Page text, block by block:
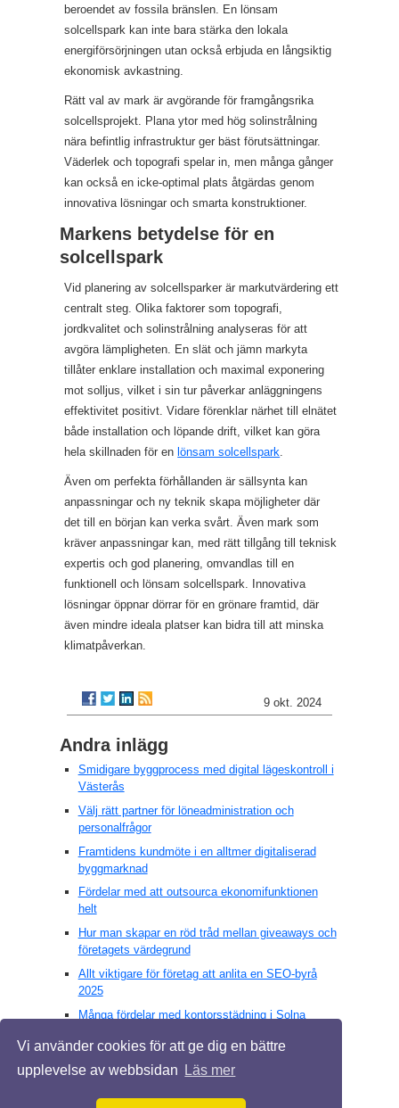
Vi använder cookies för att ge dig en bättre
upplevelse av webbsidan
Läs mer
beroendet av fossila bränslen. En lönsam
solcellspark kan inte bara stärka den lokala
energiförsörjningen utan också erbjuda en långsiktig
ekonomisk avkastning.
Rätt val av mark är avgörande för framgångsrika
solcellsprojekt. Plana ytor med hög solinstrålning
nära befintlig infrastruktur ger bäst förutsättningar.
Väderlek och topografi spelar in, men många gånger
kan också en icke-optimal plats åtgärdas genom
innovativa lösningar och smarta konstruktioner.
Markens betydelse för en
solcellspark
Vid planering av solcellsparker är markutvärdering ett
centralt steg. Olika faktorer som topografi,
jordkvalitet och solinstrålning analyseras för att
avgöra lämpligheten. En slät och jämn markyta
tillåter enklare installation och maximal exponering
mot solljus, vilket i sin tur påverkar anläggningens
effektivitet positivt. Vidare förenklar närhet till elnätet
både installation och löpande drift, vilket kan göra
hela skillnaden för en lönsam solcellspark.
Även om perfekta förhållanden är sällsynta kan
anpassningar och ny teknik skapa möjligheter där
det till en början kan verka svårt. Även mark som
kräver anpassningar kan, med rätt tillgång till teknisk
expertis och god planering, omvandlas till en
funktionell och lönsam solcellspark. Innovativa
lösningar öppnar dörrar för en grönare framtid, där
även mindre ideala platser kan bidra till att minska
klimatpåverkan.
9 okt. 2024
Andra inlägg
Smidigare byggprocess med digital lägeskontroll i
Västerås
Välj rätt partner för löneadministration och
personalfrågor
Framtidens kundmöte i en alltmer digitaliserad
byggmarknad
Fördelar med att outsourca ekonomifunktionen
helt
Hur man skapar en röd tråd mellan giveaways och
företagets värdegrund
Allt viktigare för företag att anlita en SEO-byrå
2025
Många fördelar med kontorsstädning i Solna
3PL – tredjepartslogistikens potential för snabba
lösningar
Revisorernas oumbärliga roll för
bostadsrättsföreningars stabilitet